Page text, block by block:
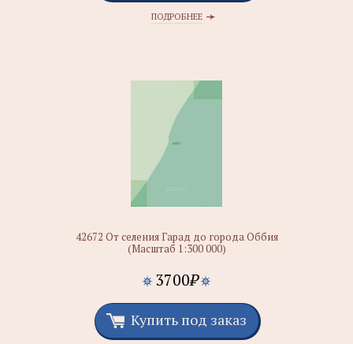
ПОДРОБНЕЕ
42672 От селения Гарад до города Оббия
(Масштаб 1:300 000)
3700₽
Купить под заказ